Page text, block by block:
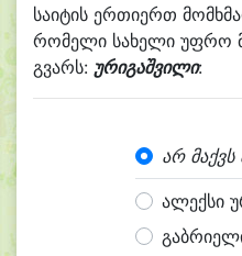
საიტის ერთიერთ
რომელი სახელი უფრო
გვარს: ურიგაშვილი:
არ მაქვს
ალექსი